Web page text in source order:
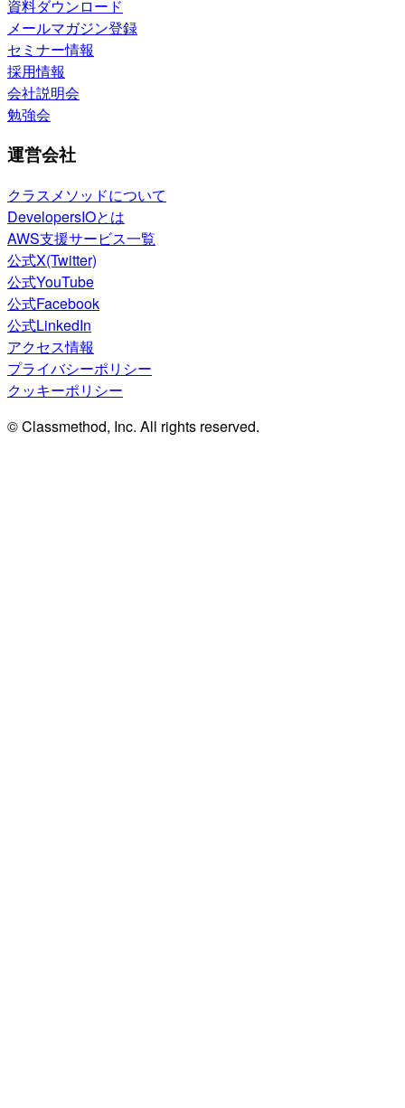
資料ダウンロード
メールマガジン登録
セミナー情報
採用情報
会社説明会
勉強会
運営会社
クラスメソッドについて
DevelopersIOとは
AWS支援サービス一覧
公式X(Twitter)
公式YouTube
公式Facebook
公式LinkedIn
アクセス情報
プライバシーポリシー
クッキーポリシー
© Classmethod, Inc. All rights reserved.